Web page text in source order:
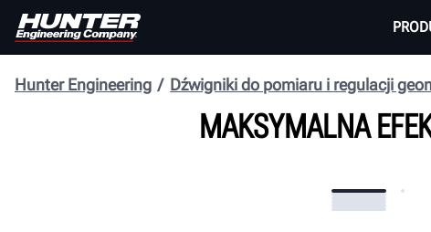
Dźwigniki do pomiaru i regulacji
Hunter Engineering
MAKSYMALNA